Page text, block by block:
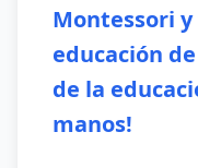
Montessori
educación
de la
manos!